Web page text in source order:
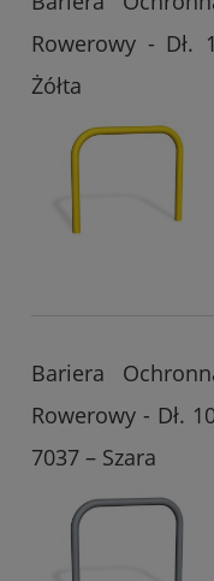
Rowerowy -
Żółta
Bariera
Rowerowy - Dł.
7037 – Szara